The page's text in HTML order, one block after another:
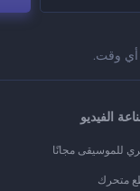
أي وقت.
الفيديو
للموسيقى مجانًا
متحرك